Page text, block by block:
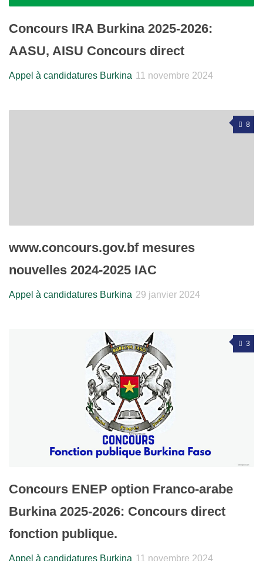
Concours IRA Burkina 2025-2026:
AASU, AISU Concours direct
Appel à candidatures Burkina 11 novembre 2024
8
www.concours.gov.bf mesures
nouvelles 2024-2025 IAC
Appel à candidatures Burkina 29 janvier 2024
3
Concours ENEP option Franco-arabe
Burkina 2025-2026: Concours direct
fonction publique.
Appel à candidatures Burkina 11 novembre 2024